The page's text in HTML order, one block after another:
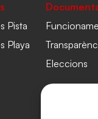
Pista
Playa
Eleccions